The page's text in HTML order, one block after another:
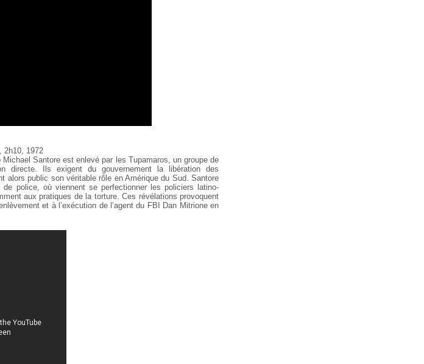
2h10, 1972
Michael Santore est enlevé par les Tupamaros, un groupe de
directe. Ils exigent du gouvernement lalibération des
alors public son véritable rôle en Amérique du Sud. Santore
de police, où viennent seperfectionner les policiers latino-
aux pratiques de la torture. Ces révélations provoquent
et à l’exécution de l’agent du FBI
Dan Mitrione en